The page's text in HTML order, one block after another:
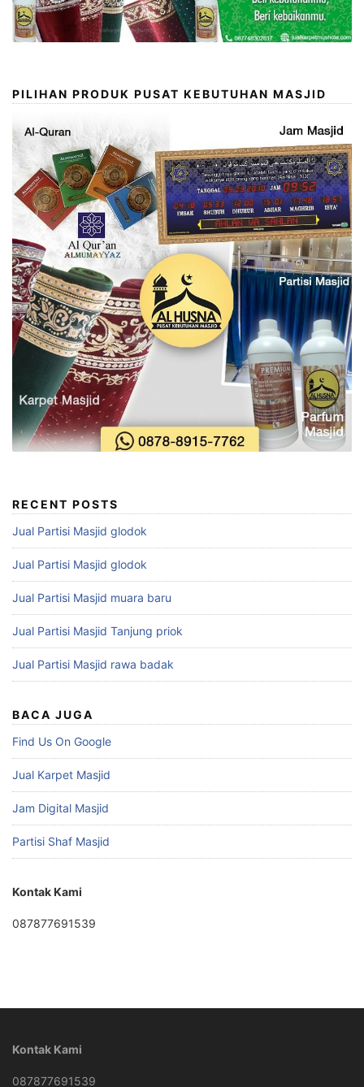
PILIHAN PRODUK PUSAT KEBUTUHAN MASJID
RECENT POSTS
Jual Partisi Masjid glodok
Jual Partisi Masjid glodok
Jual Partisi Masjid muara baru
Jual Partisi Masjid Tanjung priok
Jual Partisi Masjid rawa badak
BACA JUGA
Find Us On Google
Jual Karpet Masjid
Jam Digital Masjid
Partisi Shaf Masjid
Kontak Kami
087877691539
Kontak Kami
087877691539